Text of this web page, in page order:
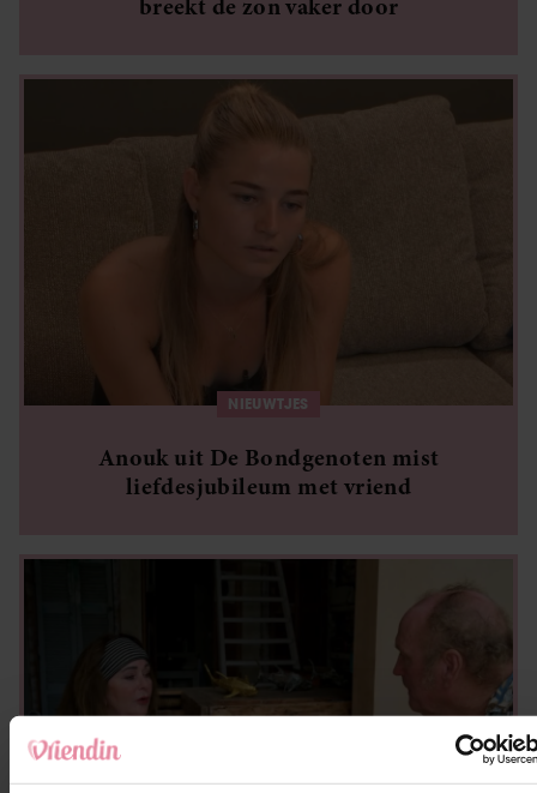
breekt de zon vaker door
NIEUWTJES
Anouk uit De Bondgenoten mist
liefdesjubileum met vriend